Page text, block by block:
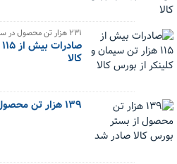
۲۳۱ هزار تن محصول در سبد خریداران قرار گرفت
کالا
۱۳۹ هزار تن محصول از بستر بورس کالا صادر شد